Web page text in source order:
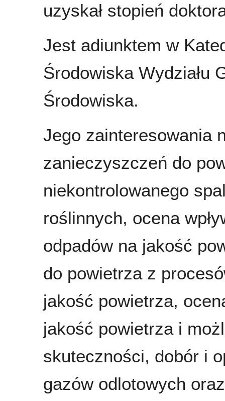
uzyskał stopień
Jest adiunktem w
Środowiska Wydziału
Środowiska.
Jego zainteresowania
zanieczyszczeń do
niekontrolowanego
roślinnych, ocena
odpadów na jakość
do powietrza z
jakość powietrza,
jakość powietrza i
skuteczności, dobór i
gazów odlotowych